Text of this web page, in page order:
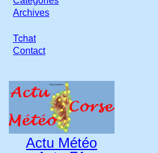
Archives
Tchat
Contact
Actu Météo